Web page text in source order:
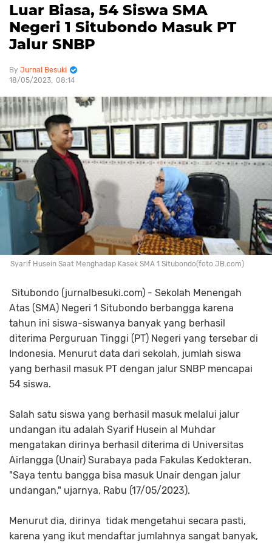
Luar Biasa, 54 Siswa SMA
Negeri 1 Situbondo Masuk PT
Jalur SNBP
Jurnal Besuki
18/05/2023 08:14
Syarif Husein Saat Menghadap Kasek SMA 1 Situbondo(foto.JB.com)
Situbondo (jurnalbesuki.com) - Sekolah Menengah
Atas (SMA) Negeri 1 Situbondo berbangga karena
tahun ini siswa-siswanya banyak yang berhasil
diterima Perguruan Tinggi (PT) Negeri yang tersebar di
Indonesia. Menurut data dari sekolah, jumlah siswa
yang berhasil masuk PT dengan jalur SNBP mencapai
54 siswa.
Salah satu siswa yang berhasil masuk melalui jalur
undangan itu adalah Syarif Husein al Muhdar
mengatakan dirinya berhasil diterima di Universitas
Airlangga (Unair) Surabaya pada Fakulas Kedokteran.
"Saya tentu bangga bisa masuk Unair dengan jalur
undangan," ujarnya, Rabu (17/05/2023).
Menurut dia, dirinya tidak mengetahui secara pasti,
karena yang ikut mendaftar jumlahnya sangat banyak,